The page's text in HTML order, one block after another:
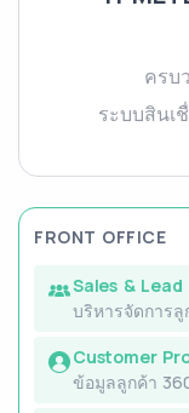
ครบ
ระบบสินเ
FRONT OFFICE
Sales &
บริหารจัดการ
Customer
ข้อมูลลูกค้า